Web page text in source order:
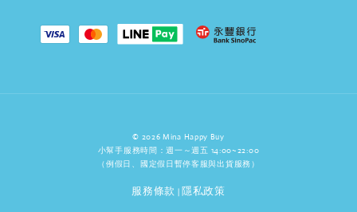
© 2026 Mina Happy Buy
小幫手服務時間：週一～週五 14:00~22:00
（例假日、國定假日暫停客服與出貨服務）
服務條款 | 隱私政策